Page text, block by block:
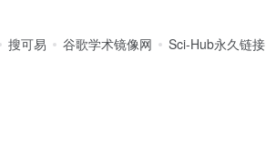
搜可易 谷歌学术镜像网 Sci-Hub永久链接